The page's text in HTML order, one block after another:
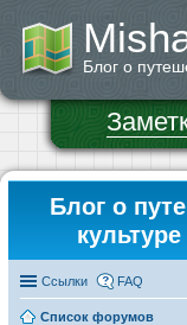
Блог о
Блог о
Ссылки FAQ
Список форумов